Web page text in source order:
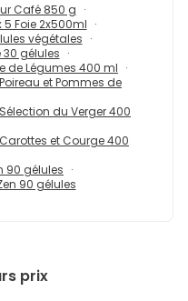
Café 850 g
5 Foie 2x500ml
végétales
30 gélules
de Légumes 400 ml
et Pommes de
du Verger 400
et Courge 400
90 gélules
90 gélules
prix